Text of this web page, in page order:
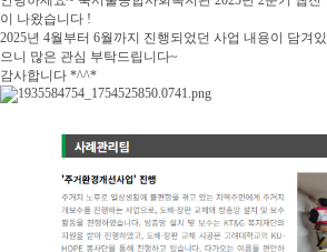
이 나왔습니다 !
2025년 4월부터 6월까지 진행되었던 사업 내용이 담겨있
으니 많은 관심 부탁드립니다~
감사합니다 *^^*